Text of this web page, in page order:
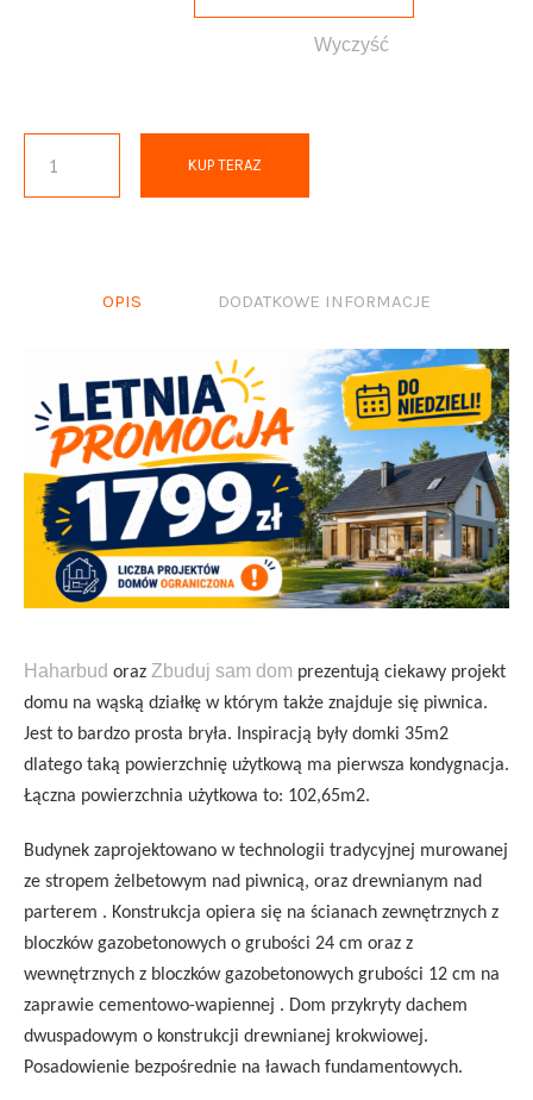
Wyczyść
KUP TERAZ
OPIS DODATKOWE INFORMACJE
Haharbud oraz Zbuduj sam domprezentują ciekawy projekt
domu na wąską działkę w którym także znajduje się piwnica.
Jest to bardzo prosta bryła. Inspiracją były domki 35m2
dlatego taką powierzchnię użytkową ma pierwsza kondygnacja.
Łączna powierzchnia użytkowa to: 102,65m2.
Budynek zaprojektowano w technologii tradycyjnej murowanej
ze stropem żelbetowym nad piwnicą, oraz drewnianym nad
parterem . Konstrukcja opiera się na ścianach zewnętrznych z
bloczków gazobetonowych o grubości 24 cm oraz z
wewnętrznych z bloczków gazobetonowych grubości 12 cm na
zaprawie cementowo-wapiennej . Dom przykryty dachem
dwuspadowym o konstrukcji drewnianej krokwiowej.
Posadowienie bezpośrednie na ławach fundamentowych.